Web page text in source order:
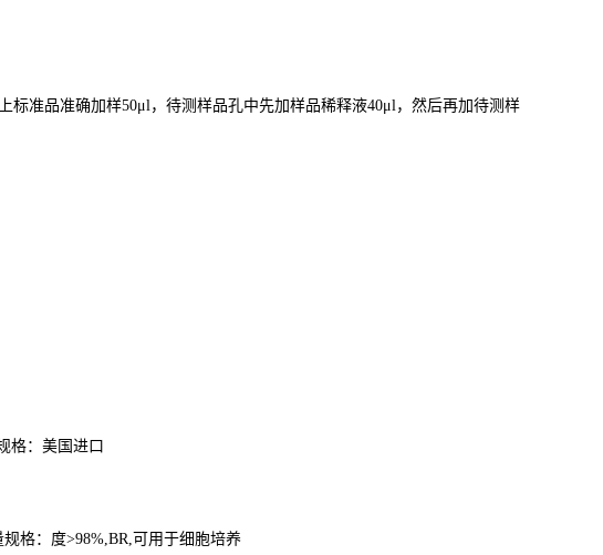
标准品准确加样50μl ，待测样品孔中先加样品稀释液40μl ，然后再加待测样
格：美国进口
规格：度>98%,BR, 可用于细胞培养